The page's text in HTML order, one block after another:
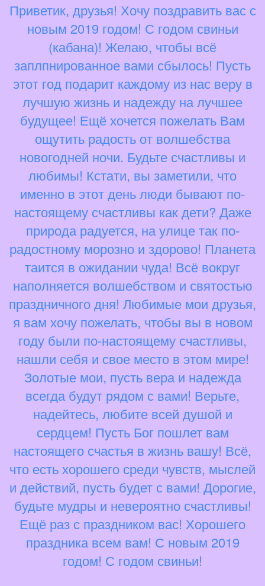
Приветик, друзья! Хочу поздравить вас с
новым 2019 годом! С годом свиньи
(кабана)! Желаю, чтобы всё
заплпнированное вами сбылось! Пусть
этот год подарит каждому из нас веру в
лучшую жизнь и надежду на лучшее
будущее! Ещё хочется пожелать Вам
ощутить радость от волшебства
новогодней ночи. Будьте счастливы и
любимы! Кстати, вы заметили, что
именно в этот день люди бывают по-
настоящему счастливы как дети? Даже
природа радуется, на улице так по-
радостному морозно и здорово! Планета
таится в ожидании чуда! Всё вокруг
наполняется волшебством и святостью
праздничного дня! Любимые мои друзья,
я вам хочу пожелать, чтобы вы в новом
году были по-настоящему счастливы,
нашли себя и свое место в этом мире!
Золотые мои, пусть вера и надежда
всегда будут рядом с вами! Верьте,
надейтесь, любите всей душой и
сердцем! Пусть Бог пошлет вам
настоящего счастья в жизнь вашу! Всё,
что есть хорошего среди чувств, мыслей
и действий, пусть будет с вами! Дорогие,
будьте мудры и невероятно счастливы!
Ещё раз с праздником вас! Хорошего
праздника всем вам! С новым 2019
годом! С годом свиньи!